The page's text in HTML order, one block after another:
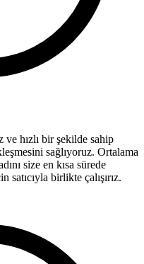
hızlı bir şekilde sahip
sağlıyoruz. Ortalama
size en kısa sürede
birlikte çalışırız.